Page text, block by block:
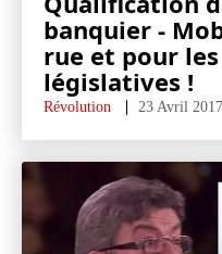
banquier -
rue et pour
législatives !
Révolution 23 Avril 2017